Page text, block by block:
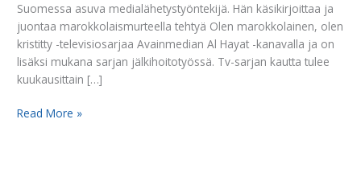
Suomessa asuva medialähetystyöntekijä. Hän käsikirjoittaa ja
juontaa marokkolaismurteella tehtyä Olen marokkolainen, olen
kristitty -televisiosarjaa Avainmedian Al Hayat -kanavalla ja on
lisäksi mukana sarjan jälkihoitotyössä. Tv-sarjan kautta tulee
kuukausittain […]
Read More »